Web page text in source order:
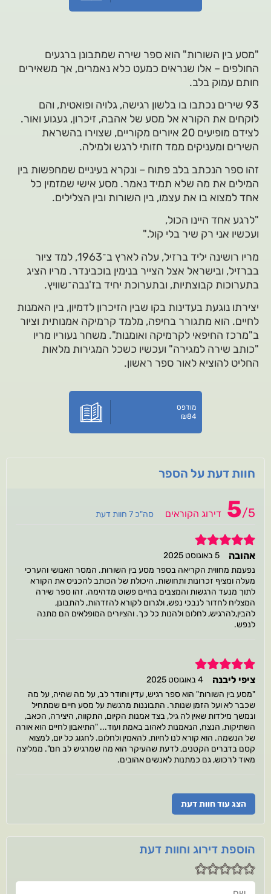
"מסע בין השורות" הוא ספר שירה שמתבונן ברגעים
החולפים – אלו שנראים כמעט כלא נאמרים, אך משאירים
חותם עמוק בלב.
93 שירים נכתבו בו בלשון רגישה, גלויה ופואטית, והם
לוקחים את הקורא אל מסע של אהבה, זיכרון, געגוע ואור.
לצידם מופיעים 20 איורים מקוריים, שצוירו בהשראת
השירים ומעניקים ממד חזותי לרגש ולמילה.
זהו ספר הנכתב בלב פתוח – ונקרא בעיניים שמחפשות בין
המילים את מה שלא תמיד נאמר. מסע אישי שמזמין כל
אחד למצוא בו את עצמו, בין השורות ובין הצלילים.
"לרגע אחד היינו הכול,
ועכשיו אני רק שיר בלי קול."
מריו רושינה יליד ברזיל, עלה לארץ ב־1963, למד ציור
בברזיל, ובישראל אצל הצייר בנימין בוכבינדר. מריו הציג
בתערוכות קבוצתיות, ובתערוכת יחיד בז'נבה־שוויץ.
יצירתו נוגעת בעדינות בקו שבין הזיכרון לדמיון, בין האמנות
לחיים. הוא מתגורר בחיפה, מלמד קרמיקה אמנותית וציור
ב"מרכז החיפאי לקרמיקה ואומנות". משחר נעוריו מריו
"כותב שירה למגירה" ועכשיו כשכל המגירות מלאות
החליט להוציא לאור ספר ראשון.
מודפס
₪84
חוות דעת על הספר
5/5 דירוג הקוראים סה"כ 7 חוות דעת
5
אהובה
5 באוגוסט 2025
נפעמת מחווית הקריאה בספר מסע בין השורות. המסר האנושי והערכי
מעלה ומציף זכרונות ותחושות. היכולת של הכותב להכניס את הקורא
לתוך מנעד הרגשות והמצבים בחיים פשוט מדהימה. זהו ספר שירה
המצליח לחדור לנבכי נפש, ולגרום לקורא להזדהות, להתבונן,
להבין,להרגיש, לחלום ולהנות כל כך. והציורים המופלאים הם מתנה
לנפש.
5
ציפי ליבנה
4 באוגוסט 2025
"מסע בין השורות" הוא ספר רגיש, עדין וחודר לב, על מה שהיה, על מה
שכבר לא ועל הזמן שנותר. התבוננות מרגשת על מסע חיים שמתחיל
ונמשך מילדות שאין לה גיל, בצד אמנות הקיום, התקווה, היצירה, הכאב,
השתיקות, הנצח, הנאמנות לאהוב באמת ועוד... "התיאבון לחיים הוא אורה
של הנשמה. הוא קורא לנו לחיות, להאמין ולחלום. לחגוג כל יום, למצוא
קסם בדברים הקטנים, לדעת שהעיקר הוא מה שמרגיש לב חם". ממליצה
מאוד לרכוש, גם כמתנות לאנשים אהובים.
הצג עוד חוות דעת
הוספת דירוג וחוות דעת
שם